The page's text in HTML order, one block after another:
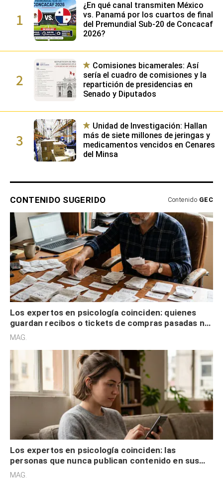
1
¿En qué canal transmiten México
vs. Panamá por los cuartos de final
del Premundial Sub-20 de Concacaf
2026?
2
Comisiones bicamerales: Así
sería el cuadro de comisiones y la
repartición de presidencias en
Senado y Diputados
3
Unidad de Investigación: Hallan
más de siete millones de jeringas y
medicamentos vencidos en Cenares
del Minsa
CONTENIDO SUGERIDO Contenido GEC
Los expertos en psicología coinciden: quienes
guardan recibos o tickets de compras pasadas no
son acumuladores, sino que tienen necesidad de
MAG.
Los expertos en psicología coinciden: las
personas que nunca publican contenido en sus
redes sociales no pretenden buscar validación
MAG.